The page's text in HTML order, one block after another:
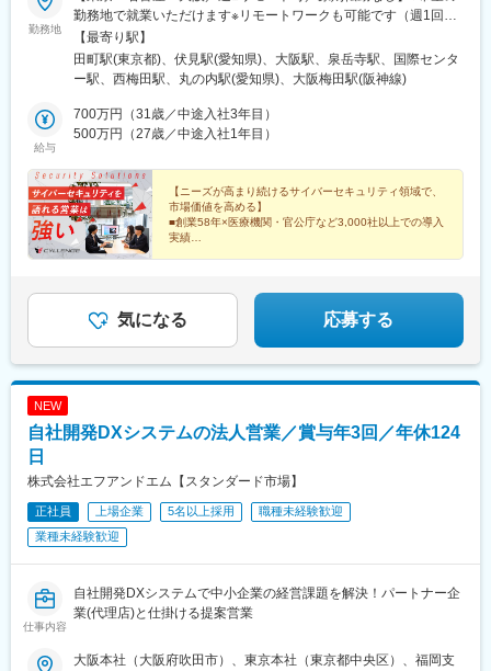
勤務地
勤務地で就業いただけます※リモートワークも可能です（週1回）
育児・介護等の事由による回数調整にも対応（要相談）※受動喫煙
対策：屋内分煙■東京本社東京都港区三田3-11-36 三田日東ダイビ
ル2F・JR「田町駅」下車、三田口より徒歩11分・JR「高輪ゲー
線「泉岳寺駅」下車、A4出口より徒歩6分■名古屋営業所愛知県名
古屋市中区栄1-3-3 AMMNATビル7F・JR「名古屋駅」下車、徒歩
阪市北区梅田3-3-10 梅田ダイビル12F・JR「大阪駅」より徒歩4
分・JR東西線「北新地駅」徒歩6分・大阪メトロ「西梅田駅」よ
り徒歩5分・阪急電鉄「梅田駅」より徒歩5分・地下鉄 谷町線「東
梅田駅」徒歩9分◆コミュニケーション重視のオフィスエンジニ
ア、カスタマーサクセスもワンフロアに集まっているため、部署
環境です。
【最寄り駅】
田町駅(東京都)、伏見駅(愛知県)、大阪駅、泉岳寺駅、国際センタ
ー駅、西梅田駅、丸の内駅(愛知県)、大阪梅田駅(阪神線)
給与
700万円（31歳／中途入社3年目）
500万円（27歳／中途入社1年目）
【ニーズが高まり続けるサイバーセキュリティ領域で、
市場価値を高める】
■創業58年×医療機関・官公庁など3,000社以上での導入
実績
■賞与年2回＆インセンティブ年4回
気になる 応募する
NEW
自社開発DXシステムの法人営業／賞与年3回／年休124
日
株式会社エフアンドエム【スタンダード市場】
正社員 上場企業 5名以上採用
職種未経験歓迎
業種未経験歓迎
仕事内容
自社開発DXシステムで中小企業の経営課題を解決！パートナー企
業(代理店)と仕掛ける提案営業
大阪本社（大阪府吹田市）、東京本社（東京都中央区）、福岡支